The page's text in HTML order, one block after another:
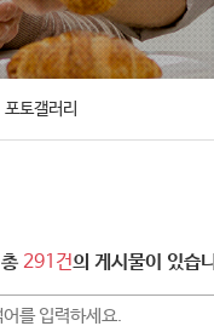
포토갤러리
총 291건의 게시물이 있습